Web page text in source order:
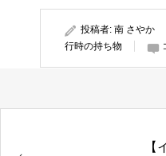
投稿者: 南 さやか
行時の持ち物
【